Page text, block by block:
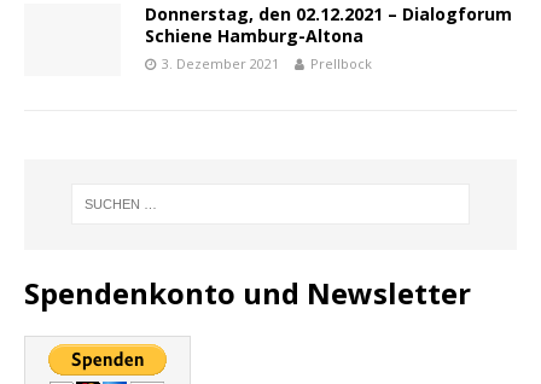
Donnerstag, den 02.12.2021 – Dialogforum
Schiene Hamburg-Altona
3. Dezember 2021 Prellbock
Spendenkonto und Newsletter